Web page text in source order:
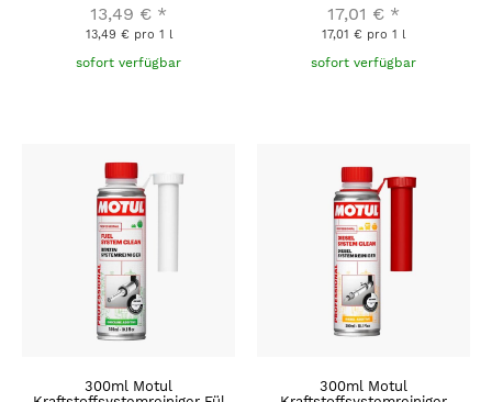
13,49 € *
13,49 € pro 1 l
sofort verfügbar
17,01 € *
17,01 € pro 1 l
sofort verfügbar
300ml Motul
300ml Motul